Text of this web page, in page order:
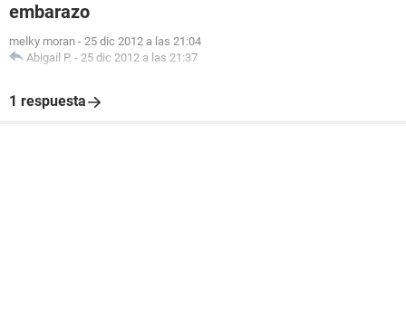
embarazo
melky moran - 25 dic 2012 a las 21:04
Abigail P. - 25 dic 2012 a las 21:37
1 respuesta